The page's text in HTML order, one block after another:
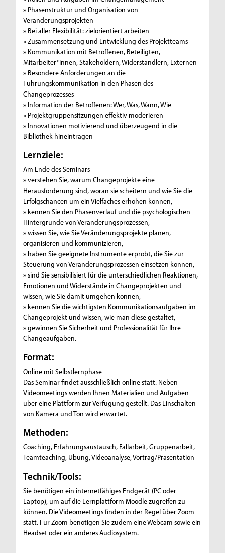
» Phasenstruktur und Organisation von
Veränderungsprojekten
» Bei aller Flexibilität: zielorientiert arbeiten
» Zusammensetzung und Entwicklung des Projektteams
» Kommunikation mit Betroffenen, Beteiligten,
Mitarbeiter*innen, Stakeholdern, Widerständlern, Externen
» Besondere Anforderungen an die
Führungskommunikation in den Phasen des
Changeprozesses
» Information der Betroffenen: Wer, Was, Wann, Wie
» Projektgruppensitzungen effektiv moderieren
» Innovationen motivierend und überzeugend in die
Bibliothek hineintragen
Lernziele:
Am Ende des Seminars
» verstehen Sie, warum Changeprojekte eine
Herausforderung sind, woran sie scheitern und wie Sie die
Erfolgschancen um ein Vielfaches erhöhen können,
» kennen Sie den Phasenverlauf und die psychologischen
Hintergründe von Veränderungsprozessen,
» wissen Sie, wie Sie Veränderungsprojekte planen,
organisieren und kommunizieren,
» haben Sie geeignete Instrumente erprobt, die Sie zur
Steuerung von Veränderungsprozessen einsetzen können,
» sind Sie sensibilisiert für die unterschiedlichen Reaktionen,
Emotionen und Widerstände in Changeprojekten und
wissen, wie Sie damit umgehen können,
» kennen Sie die wichtigsten Kommunikationsaufgaben im
Changeprojekt und wissen, wie man diese gestaltet,
» gewinnen Sie Sicherheit und Professionalität für Ihre
Changeaufgaben.
Format:
Online mit Selbstlernphase
Das Seminar findet ausschließlich online statt. Neben
Videomeetings werden Ihnen Materialien und Aufgaben
über eine Plattform zur Verfügung gestellt. Das Einschalten
von Kamera und Ton wird erwartet.
Methoden:
Coaching, Erfahrungsaustausch, Fallarbeit, Gruppenarbeit,
Teamteaching, Übung, Videoanalyse, Vortrag/Präsentation
Technik/Tools:
Sie benötigen ein internetfähiges Endgerät (PC oder
Laptop), um auf die Lernplattform Moodle zugreifen zu
können. Die Videomeetings finden in der Regel über Zoom
statt. Für Zoom benötigen Sie zudem eine Webcam sowie ein
Headset oder ein anderes Audiosystem.